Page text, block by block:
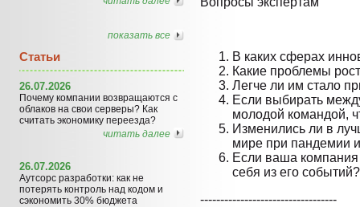
показать все
Статьи
26.07.2026
Почему компании возвращаются с
облаков на свои серверы? Как
считать экономику переезда?
читать далее
26.07.2026
Аутсорс разработки: как не
потерять контроль над кодом и
сэкономить 30% бюджета
В каких сферах
Какие проблемы
Легче ли им стало
Если выбирать
молодой командой,
Изменились ли в
мире при пандемии
Если ваша компания
себя из его
----------------------------------